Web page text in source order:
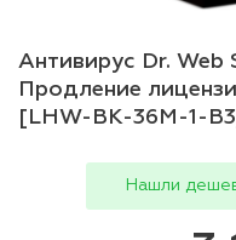
Антивирус Dr. Web
Продление
[LHW-BK-36M-1-
Нашли